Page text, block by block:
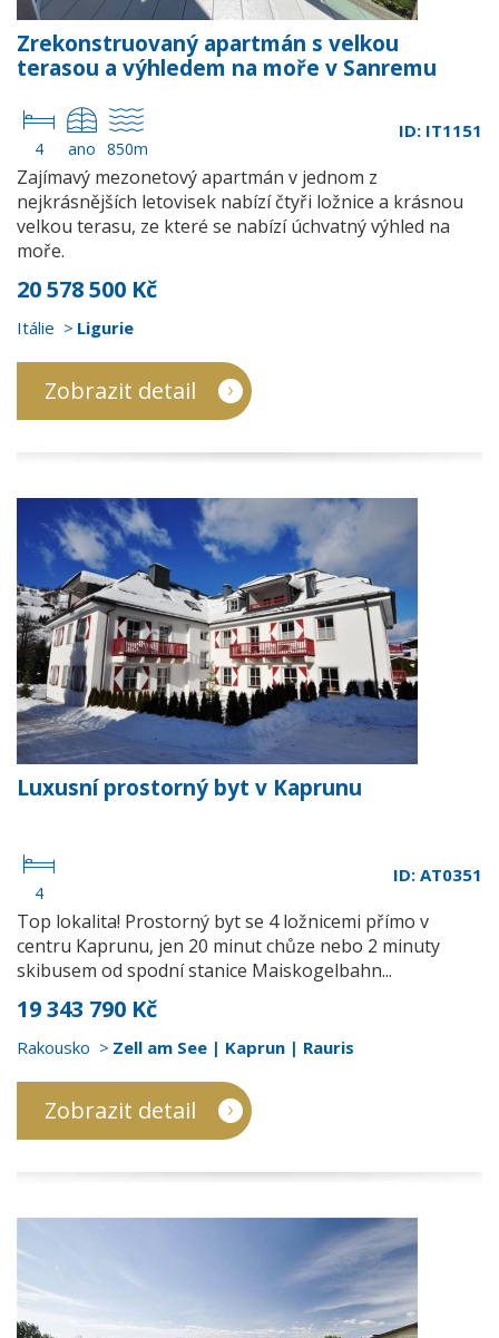
Zrekonstruovaný apartmán s velkou
terasou a výhledem na moře v Sanremu
4 ano 850m
ID: IT1151
Zajímavý mezonetový apartmán v jednom z
nejkrásnějších letovisek nabízí čtyři ložnice a krásnou
velkou terasu, ze které se nabízí úchvatný výhled na
moře.
20 578 500 Kč
Itálie Ligurie
Zobrazit detail
Luxusní prostorný byt v Kaprunu
4
ID: AT0351
Top lokalita! Prostorný byt se 4 ložnicemi přímo v
centru Kaprunu, jen 20 minut chůze nebo 2 minuty
skibusem od spodní stanice Maiskogelbahn...
19 343 790 Kč
Rakousko Zell am See | Kaprun | Rauris
Zobrazit detail